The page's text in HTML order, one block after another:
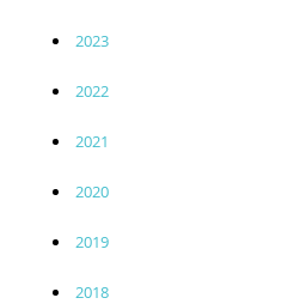
2023
2022
2021
2020
2019
2018